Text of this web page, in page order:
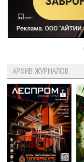
АРХИВ ЖУРНАЛОВ